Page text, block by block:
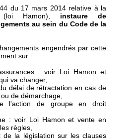
du 17 mars 2014 relative à la
(loi Hamon), instaure de
au sein du Code de la
engendrés par cette
sur :
: voir Loi Hamon et
va changer,
délai de rétractation en cas de
de démarchage,
l'action de groupe en droit
: voir Loi Hamon et vente en
règles,
de la législation sur les clauses